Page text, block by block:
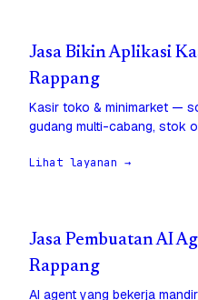
Jasa Bikin Aplikasi
Rappang
Kasir toko & minimarket —
gudang multi-cabang, stok
Lihat layanan →
Jasa Pembuatan AI
Rappang
AI agent yang bekerja